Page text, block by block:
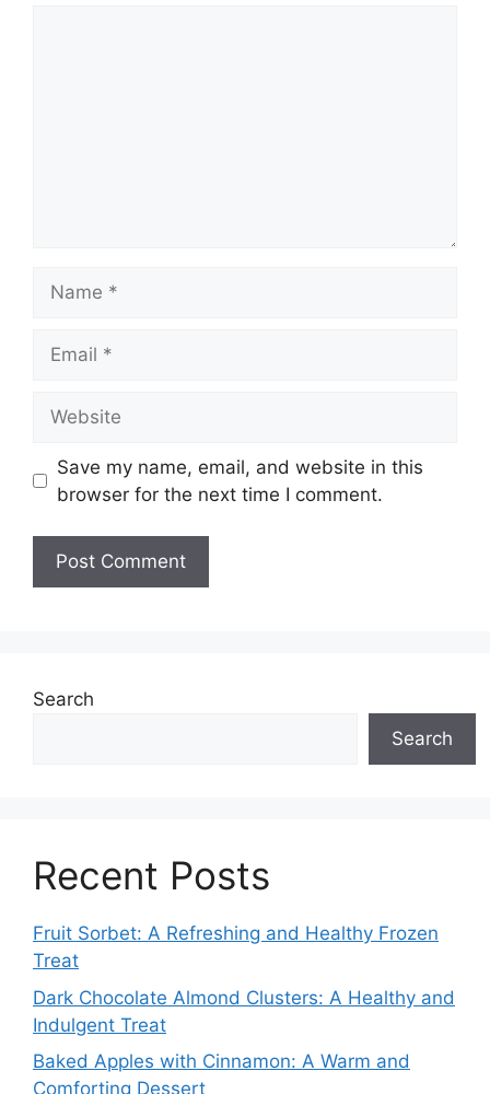
Save my name, email, and website in this
browser for the next time I comment.
Search
Search
Recent Posts
Fruit Sorbet: A Refreshing and Healthy Frozen
Treat
Dark Chocolate Almond Clusters: A Healthy and
Indulgent Treat
Baked Apples with Cinnamon: A Warm and
Comforting Dessert